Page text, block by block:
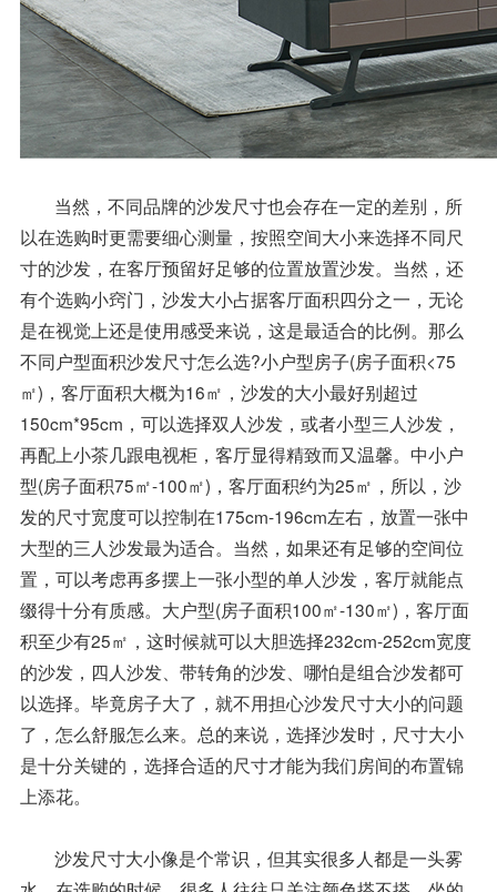
当然，不同品牌的沙发尺寸也会存在一定的差别，所
以在选购时更需要细心测量，按照空间大小来选择不同尺
寸的沙发，在客厅预留好足够的位置放置沙发。当然，还
有个选购小窍门，沙发大小占据客厅面积四分之一，无论
是在视觉上还是使用感受来说，这是最适合的比例。那么
不同户型面积沙发尺寸怎么选?小户型房子(房子面积<75
㎡)，客厅面积大概为16㎡，沙发的大小最好别超过
150cm*95cm，可以选择双人沙发，或者小型三人沙发，
再配上小茶几跟电视柜，客厅显得精致而又温馨。中小户
型(房子面积75㎡-100㎡)，客厅面积约为25㎡，所以，沙
发的尺寸宽度可以控制在175cm-196cm左右，放置一张中
大型的三人沙发最为适合。当然，如果还有足够的空间位
置，可以考虑再多摆上一张小型的单人沙发，客厅就能点
缀得十分有质感。大户型(房子面积100㎡-130㎡)，客厅面
积至少有25㎡，这时候就可以大胆选择232cm-252cm宽度
的沙发，四人沙发、带转角的沙发、哪怕是组合沙发都可
以选择。毕竟房子大了，就不用担心沙发尺寸大小的问题
了，怎么舒服怎么来。总的来说，选择沙发时，尺寸大小
是十分关键的，选择合适的尺寸才能为我们房间的布置锦
上添花。
沙发尺寸大小像是个常识，但其实很多人都是一头雾